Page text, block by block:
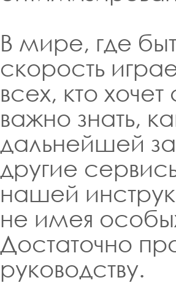
В мире, где
скорость
всех, кто
важно знать,
дальнейшей
другие
нашей
не имея
Достаточно
руководству.